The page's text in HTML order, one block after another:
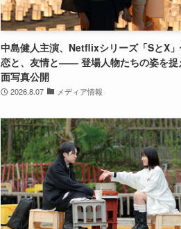
中島健人主演、Netflixシリーズ「SとX」
恋と、友情と―― 登場人物たちの姿を捉
面写真公開
2026.8.07 メディア情報